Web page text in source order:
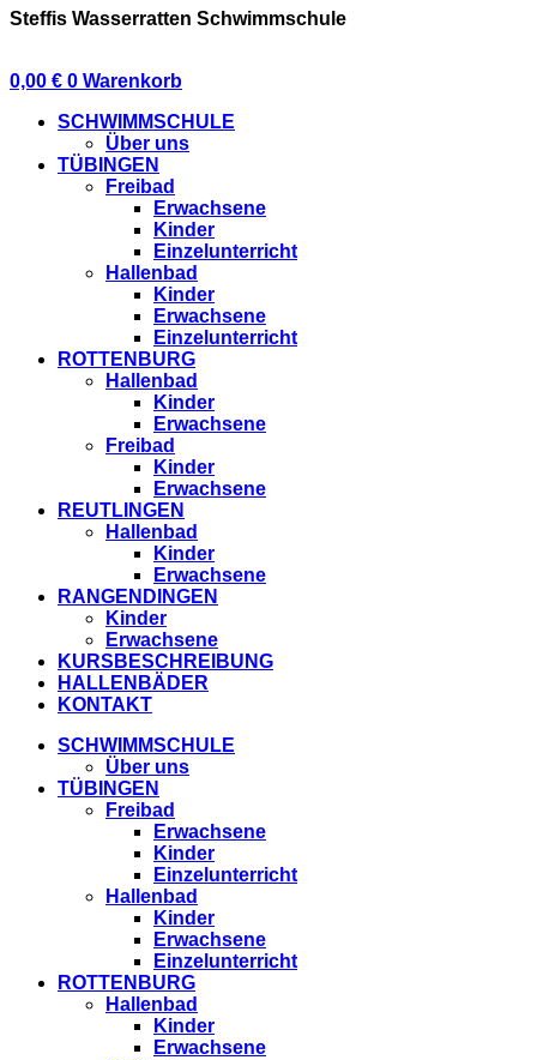
Steffis Wasserratten Schwimmschule
0,00 € 0 Warenkorb
SCHWIMMSCHULE
Über uns
TÜBINGEN
Freibad
Erwachsene
Kinder
Einzelunterricht
Hallenbad
Kinder
Erwachsene
Einzelunterricht
ROTTENBURG
Hallenbad
Kinder
Erwachsene
Freibad
Kinder
Erwachsene
REUTLINGEN
Hallenbad
Kinder
Erwachsene
RANGENDINGEN
Kinder
Erwachsene
KURSBESCHREIBUNG
HALLENBÄDER
KONTAKT
SCHWIMMSCHULE
Über uns
TÜBINGEN
Freibad
Erwachsene
Kinder
Einzelunterricht
Hallenbad
Kinder
Erwachsene
Einzelunterricht
ROTTENBURG
Hallenbad
Kinder
Erwachsene